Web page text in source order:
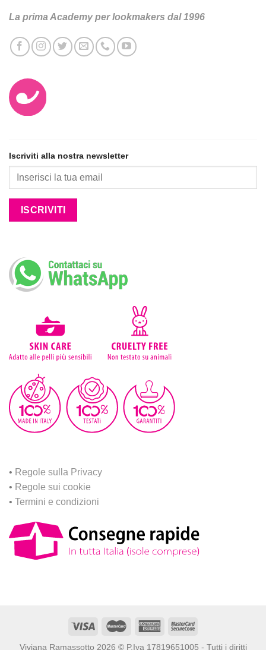
La prima Academy per lookmakers dal 1996
Iscriviti alla nostra newsletter
• Regole sulla Privacy
• Regole sui cookie
• Termini e condizioni
Viviana Ramassotto 2026 © P.Iva 17819651005 - Tutti i diritti